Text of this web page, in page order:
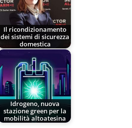
Il ricondizionamento
dei sistemi di sicurezza
domestica
Idrogeno, nuova
stazione green per la
mobilità altoatesina